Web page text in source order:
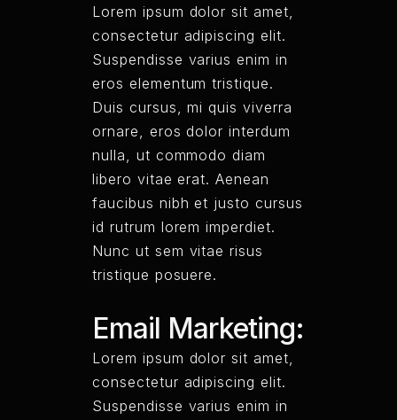
Lorem ipsum dolor sit amet,
consectetur adipiscing elit.
Suspendisse varius enim in
eros elementum tristique.
Duis cursus, mi quis viverra
ornare, eros dolor interdum
nulla, ut commodo diam
libero vitae erat. Aenean
faucibus nibh et justo cursus
id rutrum lorem imperdiet.
Nunc ut sem vitae risus
tristique posuere.
Email Marketing:
Lorem ipsum dolor sit amet,
consectetur adipiscing elit.
Suspendisse varius enim in